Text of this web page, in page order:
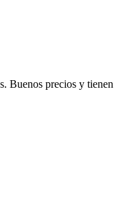
Buenos precios y tienen